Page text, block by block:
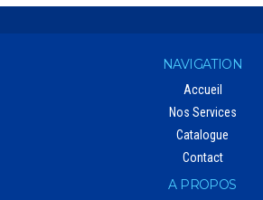
NAVIGATION
Accueil
Nos Services
Catalogue
Contact
A PROPOS